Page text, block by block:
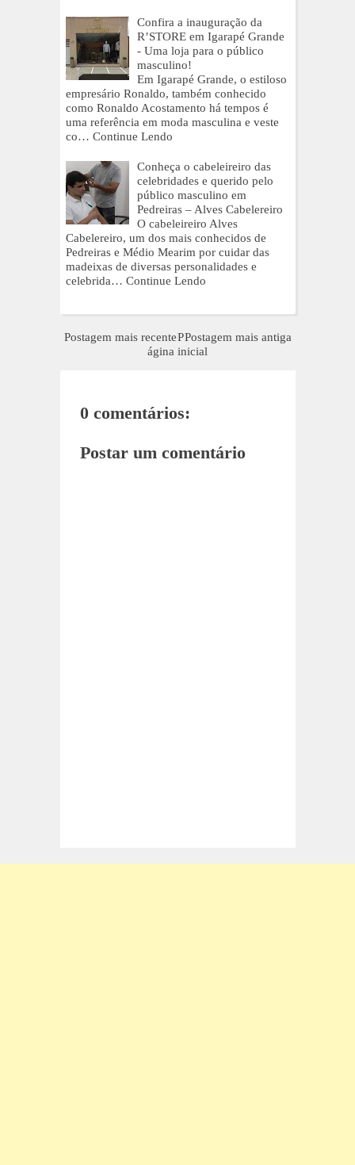
Confira a inauguração da
R’STORE em Igarapé Grande
- Uma loja para o público
masculino!
Em Igarapé Grande, o estiloso
empresário Ronaldo, também conhecido
como Ronaldo Acostamento há tempos é
uma referência em moda masculina e veste
co… Continue Lendo
Conheça o cabeleireiro das
celebridades e querido pelo
público masculino em
Pedreiras – Alves Cabelereiro
O cabeleireiro Alves
Cabelereiro, um dos mais conhecidos de
Pedreiras e Médio Mearim por cuidar das
madeixas de diversas personalidades e
celebrida… Continue Lendo
Postagem mais recente Postagem mais antiga
P
ágina inicial
0 comentários:
Postar um comentário